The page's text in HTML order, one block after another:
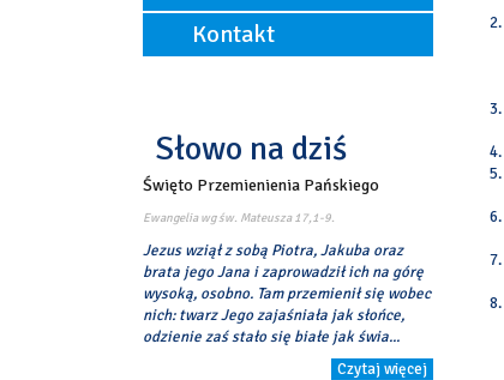
12:00
18:00
Mszą św.
Pierwszy piątek miesiąca:
Kancelaria czynna:
poniedziałek, środa, piątek
Kontakt
05-082 Blizne
tel./fax 22 7220250
mail:
Alior Bank
16 2490 0005 0000 4530 7455 5934
Słowo na dziś
Święto Przemienienia Pańskiego
Ewangelia wg św. Mateusza17,1-9.
Jezus wziął z sobą Piotra, Jakuba oraz
brata jego Jana i zaprowadził ich na górę
wysoką, osobno. Tam przemienił się wobec
nich: twarz Jego zajaśniała jak słońce,
odzienie zaś stało się białe jak świa...
Czytaj więcej